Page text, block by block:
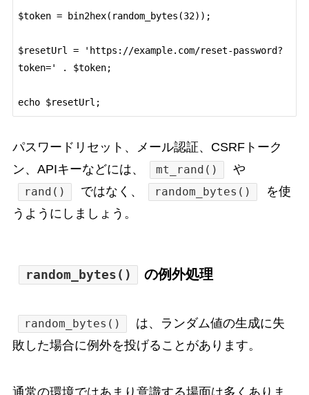
$token = bin2hex(random_bytes(32));
$resetUrl = 'https://example.com/reset-password?
token=' . $token;
パスワードリセット、メール認証、CSRFトーク
ン、APIキーなどには、
mt_rand() や
rand() ではなく、 random_bytes()
を使
うようにしましょう。
random_bytes() の例外処理
random_bytes()
は、ランダム値の生成に失
敗した場合に例外を投げることがあります。
通常の環境ではあまり意識する場面は多くありま